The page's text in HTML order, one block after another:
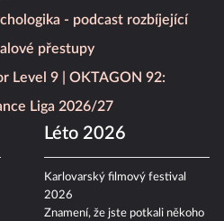
- podcast rozbíjející
přestupy
Level 9
OKTAGON 92:
Liga 2026/27
Léto 2026
Karlovarský filmový festival
2026
Znamení, že jste potkali někoho